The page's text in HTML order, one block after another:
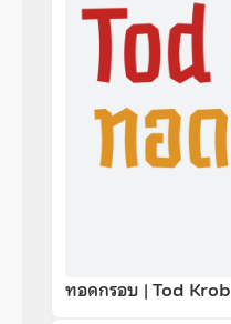
ทอดกรอบ | Tod Krob